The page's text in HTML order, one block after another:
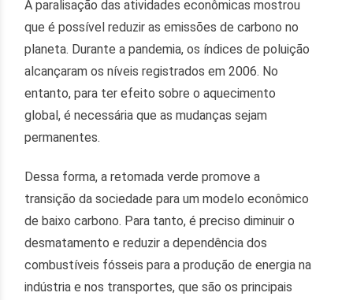
A paralisação das atividades econômicas mostrou
que é possível reduzir as emissões de carbono no
planeta. Durante a pandemia, os índices de poluição
alcançaram os níveis registrados em 2006. No
entanto, para ter efeito sobre o aquecimento
global, é necessária que as mudanças sejam
permanentes.
Dessa forma, a retomada verde promove a
transição da sociedade para um modelo econômico
de baixo carbono. Para tanto, é preciso diminuir o
desmatamento e reduzir a dependência dos
combustíveis fósseis para a produção de energia na
indústria e nos transportes, que são os principais